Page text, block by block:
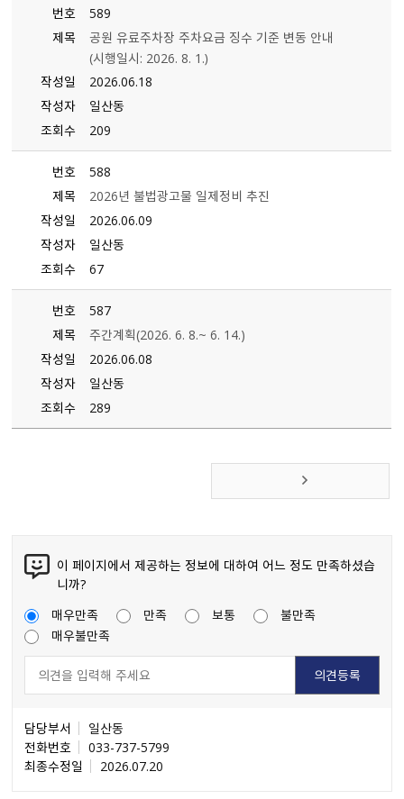
번호
589
제목
공원 유료주차장 주차요금 징수 기준 변동 안내
（시행일시: 2026. 8. 1.）
작성일
2026.06.18
작성자
일산동
조회수
209
번호
588
제목
2026년 불법광고물 일제정비 추진
작성일
2026.06.09
작성자
일산동
조회수
67
번호
587
제목
주간계획(2026. 6. 8.~ 6. 14.)
작성일
2026.06.08
작성자
일산동
조회수
289
이 페이지에서 제공하는 정보에 대하여 어느 정도 만족하셨습
니까?
매우만족
만족 보통
불만족
매우불만족
담당부서
일산동
전화번호
033-737-5799
최종수정일
2026.07.20